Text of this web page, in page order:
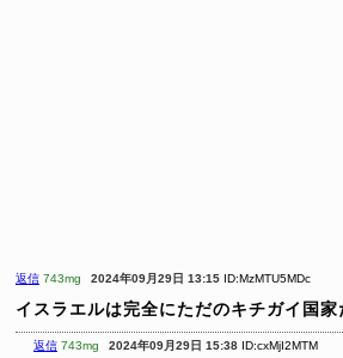
返信 743mg 2024年09月29日 13:15 ID:MzMTU5MDc
イスラエルは完全にただのキチガイ国家
返信 743mg 2024年09月29日 15:38 ID:cxMjI2MTM